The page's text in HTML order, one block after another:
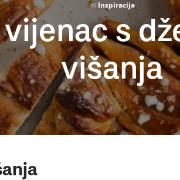
Inspiracija
s
višanja